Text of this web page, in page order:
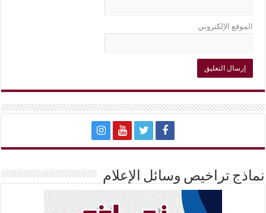
الموقع الإلكتروني
نماذج تراخيص وسائل الإعلام